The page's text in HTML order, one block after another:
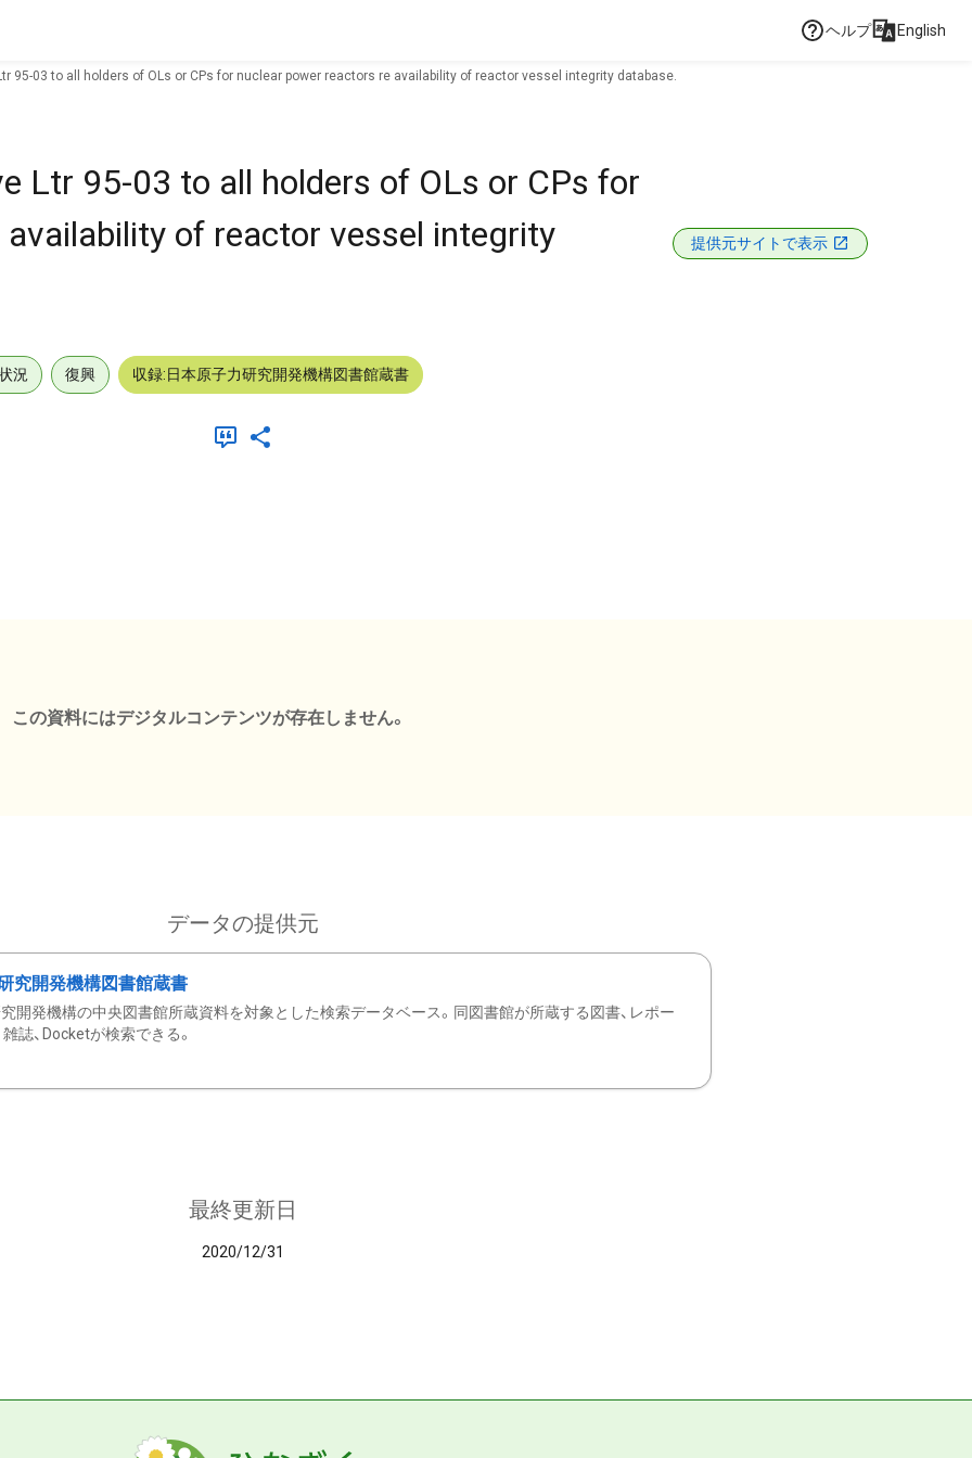
ヘルプ English
95-03 to all holders of OLs or CPs for nuclear power reactors re availability of reactor vessel integrity database.
Ltr 95-03 to all holders of OLs or CPs for
of reactor vessel integrity
提供元サイトで表示
況 復興 収録:日本原子力研究開発機構図書館蔵書
この資料にはデジタルコンテンツが存在しません。
データの提供元
究開発機構図書館蔵書
開発機構の中央図書館所蔵資料を対象とした検索データベース。同図書館が所蔵する図書、レポー
雑誌、Docketが検索できる。
最終更新日
2020/12/31